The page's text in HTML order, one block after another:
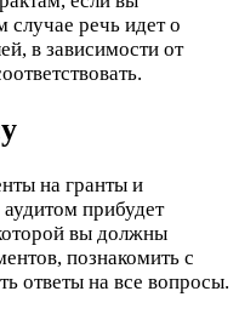
случае речь идет о
в зависимости от
на гранты и
прибудет
вы должны
познакомить с
ответы на все вопросы.